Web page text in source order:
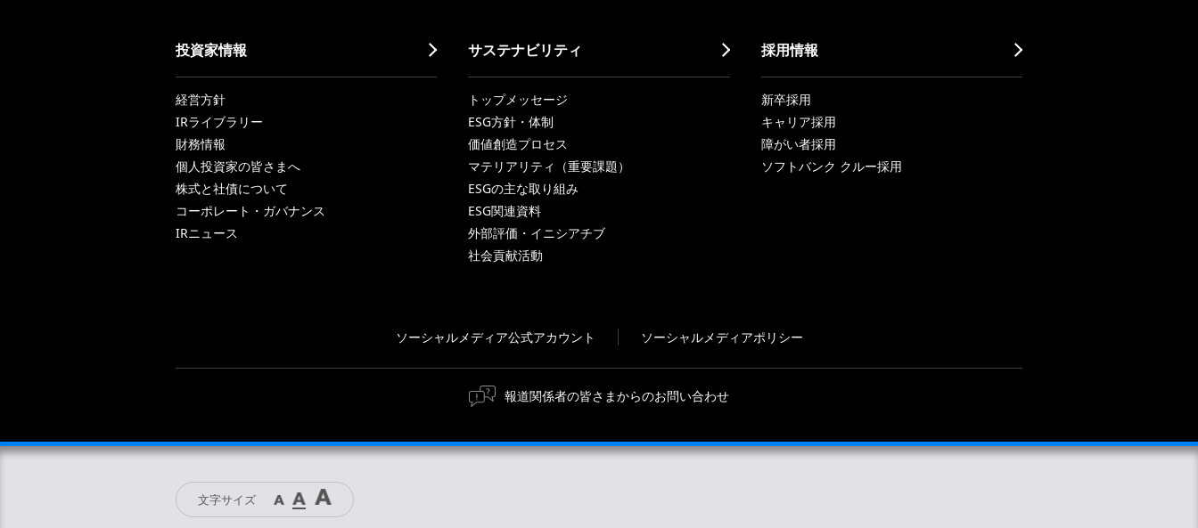
投資家情報
経営方針
IRライブラリー
財務情報
個人投資家の皆さまへ
株式と社債について
コーポレート・ガバナンス
IRニュース
サステナビリティ
トップメッセージ
ESG方針・体制
価値創造プロセス
マテリアリティ（重要課題）
ESGの主な取り組み
ESG関連資料
外部評価・イニシアチブ
社会貢献活動
採用情報
新卒採用
キャリア採用
障がい者採用
ソフトバンク クルー採用
ソーシャルメディア公式アカウント ソーシャルメディアポリシー
報道関係者の皆さまからのお問い合わせ
文字サイズ